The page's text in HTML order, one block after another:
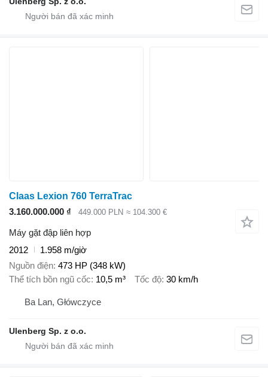
Claas Lexion 760 TerraTrac
3.160.000.000 ₫
449.000 PLN ≈ 104.300 €
Máy gặt đập liên hợp
2012
1.958 m/giờ
Nguồn điện 473 HP (348 kW)
Thể tích bồn ngũ cốc 10,5 m³ Tốc độ 30 km/h
Ba Lan, Główczyce
Ulenberg Sp. z o.o.